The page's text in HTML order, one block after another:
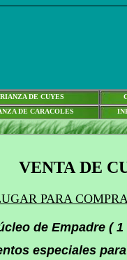
DE CUYES
DE CARACOLES
VENTA DE
PARA
de Empadre (
especiales